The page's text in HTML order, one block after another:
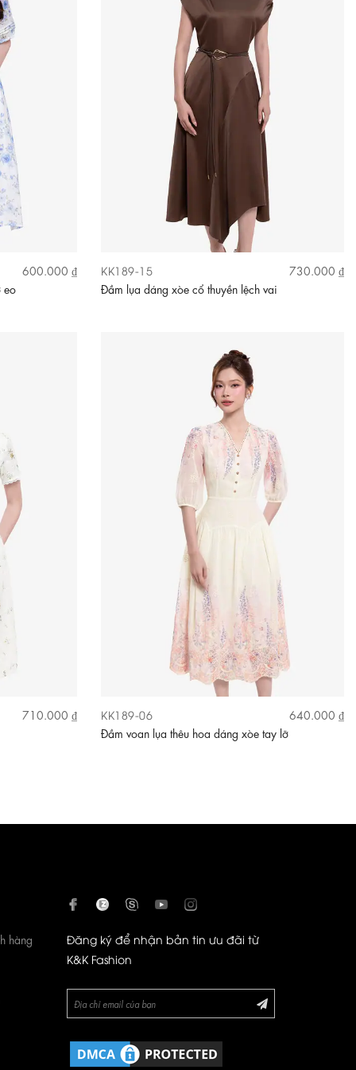
600.000 ₫
eo
KK189-15
730.000 ₫
Đầm lụa dáng xòe cổ thuyền lệch vai
710.000 ₫
KK189-06
640.000 ₫
Đầm voan lụa thêu hoa dáng xòe tay lỡ
hàng
Đăng ký để nhận bản tin ưu đãi từ
K&K Fashion